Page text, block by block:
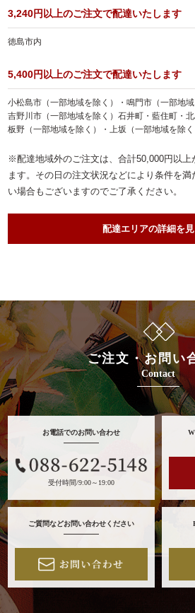
3,240円以上のご注文で配達いたします
徳島市内
5,400円以上のご注文で配達いたします
小松島市（一部地域を除く）・鳴門市（一部地域
吉野川市（一部地域を除く）石井町・藍住町・
板野（一部地域を除く）・上坂（一部地域を除く
※配達地域外のご注文は、合計50,000円以上
ます。その日の注文状況などにより条件を
い場合もございますのでご了承ください。
配達エリアの詳細を
ご注文・お問い
Contact
お電話でのお問い合わせ
受付時間/9:00～19:00
ご質問などお問い合わせください